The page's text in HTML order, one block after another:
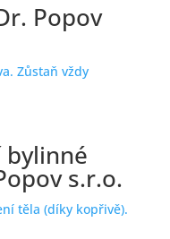
Popov
Zůstaň vždy
bylinné
s.r.o.
těla (díky kopřivě).